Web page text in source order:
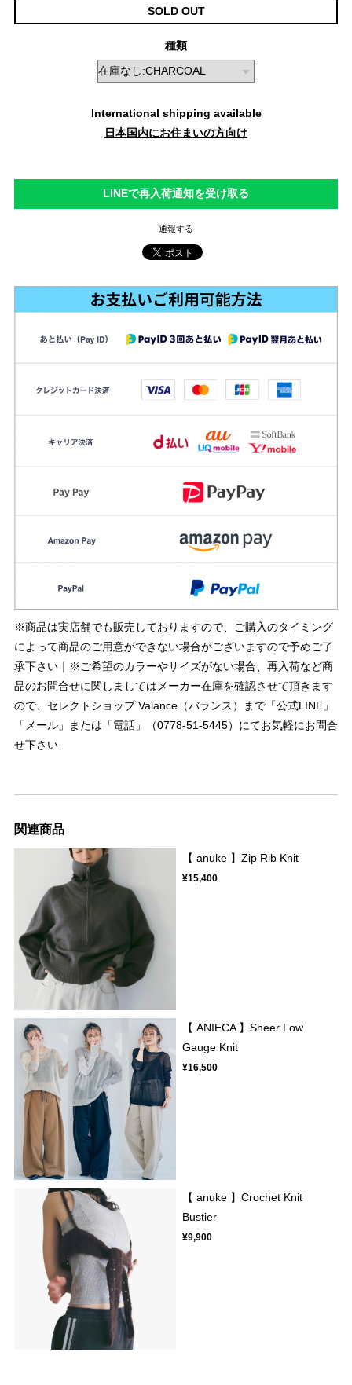
SOLD OUT
種類
International shipping available
日本国内にお住まいの方向け
LINEで再入荷通知を受け取る
通報する
※商品は実店舗でも販売しておりますので、ご購入のタイミング
によって商品のご用意ができない場合がございますので予めご了
承下さい｜※ご希望のカラーやサイズがない場合、再入荷など商
品のお問合せに関しましてはメーカー在庫を確認させて頂きます
ので、セレクトショップ Valance（バランス）まで「公式LINE」
「メール」または「電話」（0778-51-5445）にてお気軽にお問合
せ下さい
関連商品
【 anuke 】Zip Rib Knit
¥15,400
【 ANIECA 】Sheer Low
Gauge Knit
¥16,500
【 anuke 】Crochet Knit
Bustier
¥9,900